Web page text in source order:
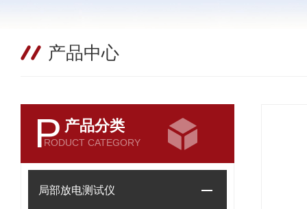
产品中心
P 产品分类
RODUCT CATEGORY
局部放电测试仪